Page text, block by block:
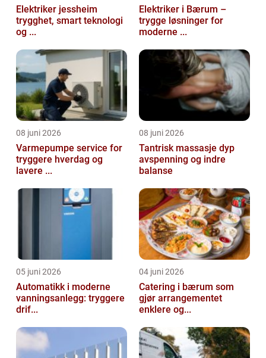
Elektriker jessheim
trygghet, smart teknologi
og ...
Elektriker i Bærum –
trygge løsninger for
moderne ...
08 juni 2026
Varmepumpe service for
tryggere hverdag og
lavere ...
08 juni 2026
Tantrisk massasje dyp
avspenning og indre
balanse
05 juni 2026
Automatikk i moderne
vanningsanlegg: tryggere
drif...
04 juni 2026
Catering i bærum som
gjør arrangementet
enklere og...